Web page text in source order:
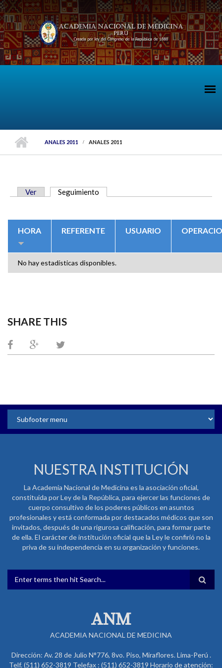
Pasar al contenido principal
ANALES 2011 ANALES 2011
Ver Seguimiento
HORA REFERENTE USUARIO
No hay estadísticas disponibles.
SHARE THIS
NUESTRA INSTITUCIÓN
La Academia Nacional de Medicina es la asociación oficial,
constituida por Ley de la República, para ejercer las funciones de
cuerpo consultivo de los poderes públicos en asuntos
profesionales y está conformada por destacados médicos que son
invitados, después de una rigurosa calificación, para formar parte
de ella. El carácter de institución oficial que la Ley le confirió no la
priva de su independencia en su organización y funciones.
FORMULARIO DE BÚSQUEDA
ANM
ACADEMIA NACIONAL DE MEDICINA
Dirección: Av. 28 de Julio N°776, 8vo. Piso, Miraflores. Lima-Perú .
Telf. (511) 652-3819 Telefax : (511) 652-3819 Horario de atención: